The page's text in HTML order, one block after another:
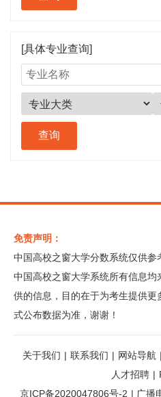
[具体专业查询]
免责声明：
中国高校之窗大学分数系统仅供参
中国高校之窗大学系统所有信息
供的信息，目的在于为考生提供
式公布数据为准，谢谢！
关于我们 | 联系我们 | 网站导航 |
人才招聘 |
京ICP备2020047806号-2 | 广播